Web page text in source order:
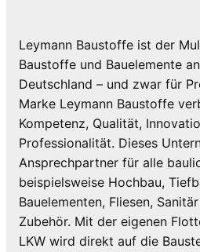
Leymann Baustoffe ist der
Baustoffe und Bauelemente
Deutschland – und zwar für
Marke Leymann Baustoffe
Kompetenz, Qualität,
Professionalität. Dieses
Ansprechpartner für alle
beispielsweise Hochbau,
Bauelementen, Fliesen,
Zubehör. Mit der eigenen
LKW wird direkt auf die